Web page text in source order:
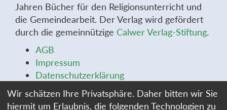
Jahren Bücher für den Religionsunterricht und
die Gemeindearbeit. Der Verlag wird gefördert
durch die gemeinnützige Calwer Verlag-Stiftung.
AGB
Impressum
Datenschutzerklärung
Widerrufsbelehrung
Widerrufsformular
Wir schätzen Ihre Privatsphäre. Daher bitten wir Sie
hiermit um Erlaubnis, die folgenden Technologien zu